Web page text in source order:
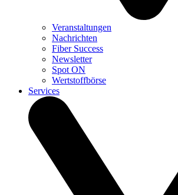
Veranstaltungen
Nachrichten
Fiber Success
Newsletter
Spot ON
Wertstoffbörse
Services